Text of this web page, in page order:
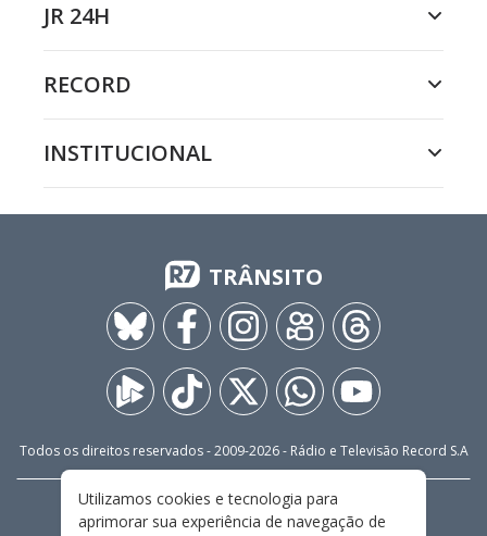
JR 24H
RECORD
INSTITUCIONAL
TRÂNSITO
Todos os direitos reservados - 2009-2026- Rádio e Televisão Record S.A
FALE CONOSCO
PRIVACIDADE
Utilizamos cookies e tecnologia para
aprimorar sua experiência de navegação de